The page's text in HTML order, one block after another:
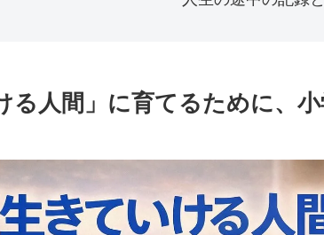
る人間」に育てるために、